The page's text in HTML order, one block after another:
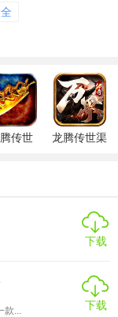
世装备!百种pk对
千人同屏，再战皇
传世
龙腾传世渠
下载
...
下载